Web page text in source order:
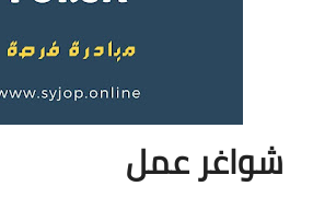
شواغر عمل